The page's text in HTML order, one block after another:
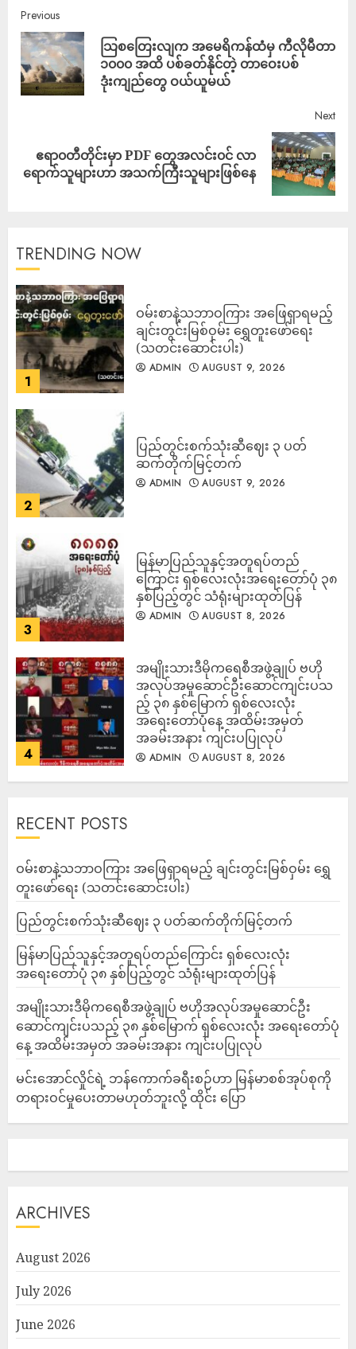
Previous
သြစတြေးလျက အမေရိကန်ထံမှ ကီလိုမီတာ
၁၀၀၀ အထိ ပစ်ခတ်နိုင်တဲ့ တာဝေးပစ်
ဒုံးကျည်တွေ ဝယ်ယူမယ်
Next
ဧရာ၀တီတိုင်းမှာ PDF တွေအလင်း၀င် လာ
ရောက်သူများဟာ အသက်ကြီးသူများဖြစ်နေ
TRENDING NOW
1
ဝမ်းစာနဲ့သဘာဝကြား အဖြေရှာရမည့်
ချင်းတွင်းမြစ်ဝှမ်း ရွှေတူးဖော်ရေး
(သတင်းဆောင်းပါး)
ADMIN AUGUST 9, 2026
2
ပြည်တွင်းစက်သုံးဆီဈေး ၃ ပတ်
ဆက်တိုက်မြင့်တက်
ADMIN AUGUST 9, 2026
3
မြန်မာပြည်သူနှင့်အတူရပ်တည်
ကြောင်း ရှစ်လေးလုံးအရေးတော်ပုံ ၃၈
နှစ်ပြည့်တွင် သံရုံးများထုတ်ပြန်
ADMIN AUGUST 8, 2026
4
အမျိုးသားဒီမိုကရေစီအဖွဲ့ချုပ် ဗဟို
အလုပ်အမှုဆောင်ဦးဆောင်ကျင်းပသ
ည့် ၃၈ နှစ်မြောက် ရှစ်လေးလုံး
အရေးတော်ပုံနေ့ အထိမ်းအမှတ်
အခမ်းအနား ကျင်းပပြုလုပ်
ADMIN AUGUST 8, 2026
RECENT POSTS
ဝမ်းစာနဲ့သဘာဝကြား အဖြေရှာရမည့် ချင်းတွင်းမြစ်ဝှမ်း ရွှေ
တူးဖော်ရေး (သတင်းဆောင်းပါး)
ပြည်တွင်းစက်သုံးဆီဈေး ၃ ပတ်ဆက်တိုက်မြင့်တက်
မြန်မာပြည်သူနှင့်အတူရပ်တည်ကြောင်း ရှစ်လေးလုံး
အရေးတော်ပုံ ၃၈ နှစ်ပြည့်တွင် သံရုံးများထုတ်ပြန်
အမျိုးသားဒီမိုကရေစီအဖွဲ့ချုပ် ဗဟိုအလုပ်အမှုဆောင်ဦး
ဆောင်ကျင်းပသည့် ၃၈ နှစ်မြောက် ရှစ်လေးလုံး အရေးတော်ပုံ
နေ့ အထိမ်းအမှတ် အခမ်းအနား ကျင်းပပြုလုပ်
မင်းအောင်လှိုင်ရဲ့ ဘန်ကောက်ခရီးစဉ်ဟာ မြန်မာစစ်အုပ်စုကို
တရားဝင်မှုပေးတာမဟုတ်ဘူးလို့ ထိုင်း ပြော
ARCHIVES
August 2026
July 2026
June 2026